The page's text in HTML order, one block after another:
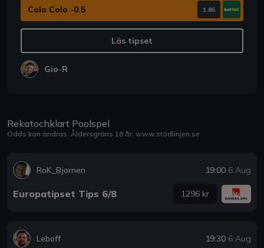
Colo Colo -0.5 1.85
Läs tipset
Gio-R
Rekatochklart Poolspel
Odds kan ändras. Åldersgräns 18 år. www.stödlinjen.se
RoK_Bjornen 19:00 6 Aug
Europatipset Tips 6/8 1296 kr
Leboff 19:30 6 Aug